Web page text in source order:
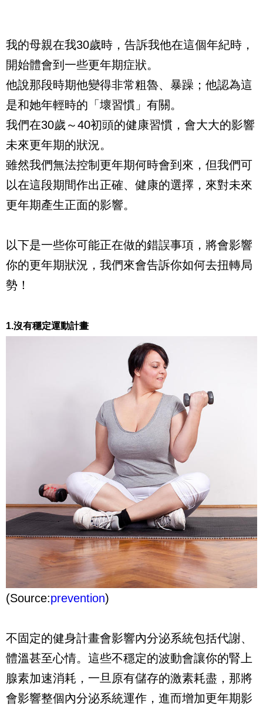
我的母親在我30歲時，告訴我他在這個年紀時，
開始體會到一些更年期症狀。
他說那段時期他變得非常粗魯、暴躁；他認為這
是和她年輕時的「壞習慣」有關。
我們在30歲～40初頭的健康習慣，會大大的影響
未來更年期的狀況。
雖然我們無法控制更年期何時會到來，但我們可
以在這段期間作出正確、健康的選擇，來對未來
更年期產生正面的影響。
以下是一些你可能正在做的錯誤事項，將會影響
你的更年期狀況，我們來會告訴你如何去扭轉局
勢！
1.沒有穩定運動計畫
(Source:prevention)
不固定的健身計畫會影響內分泌系統包括代謝、
體溫甚至心情。 這些不穩定的波動會讓你的腎上
腺素加速消耗，一旦原有儲存的激素耗盡，那將
會影響整個內分泌系統運作，進而增加更年期影